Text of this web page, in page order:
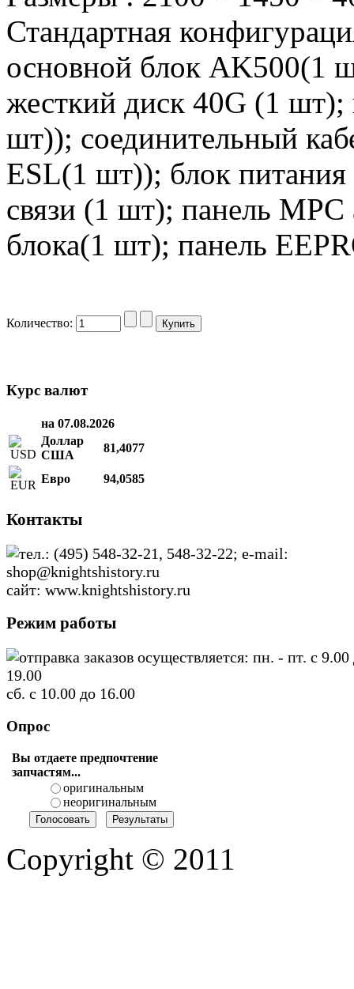
Стандартная
основной блок AK500(1
жесткий диск 40G (1 шт);
шт)); соединительный
ESL(1 шт)); блок
связи (1 шт); панель
блока(1 шт); панель
Количество:
Курс валют
на 07.08.2026
Доллар
США
81,4077
Евро 94,0585
Контакты
тел.: (495) 548-32-21, 548-32-22; e-mail:
shop@knightshistory.ru
сайт: www.knightshistory.ru
Режим работы
отправка заказов осуществляется: пн. - пт. с 9.00
19.00
сб. с 10.00 до 16.00
Опрос
Вы отдаете предпочтение
запчастям...
оригинальным
неоригинальным
Copyright © 2011